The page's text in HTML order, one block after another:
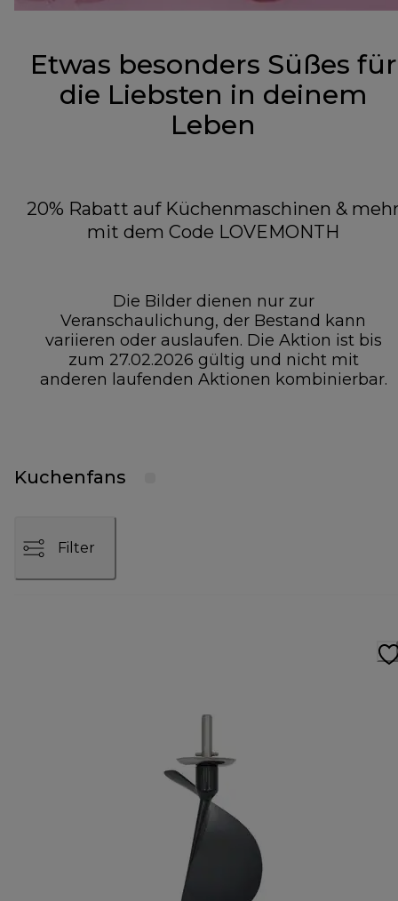
Etwas besonders Süßes für
die Liebsten in deinem
Leben
20% Rabatt auf Küchenmaschinen &
mit dem Code LOVEMONTH
Die Bilder dienen nur zur
Veranschaulichung, der Bestand kann
variieren oder auslaufen. Die Aktion ist bis
zum 27.02.2026 gültig und nicht mit
anderen laufenden Aktionen kombinierbar.
Kuchenfans
Filter